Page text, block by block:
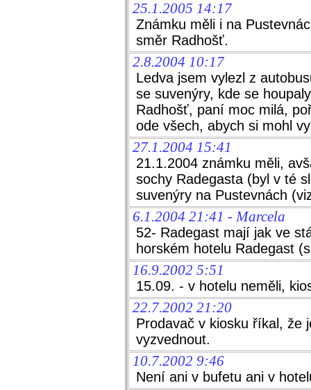
25.1.2005 14:17
Známku měli i na
směr Radhošť.
2.8.2004 10:17
Ledva jsem vylezl z
se suvenýry, kde se
Radhošť, paní moc milá,
ode všech, abych si mohl
27.1.2004 15:41
21.1.2004 známku měli,
sochy Radegasta (byl v té
suvenýry na Pustevnách
6.1.2004 21:41 - Marcela
52- Radegast mají jak ve
horském hotelu Radegast
16.9.2002 5:51
15.09. - v hotelu neměli,
22.7.2002 21:20
Prodavač v kiosku říkal, že
vyzvednout.
10.7.2002 9:46
Není ani v bufetu ani v